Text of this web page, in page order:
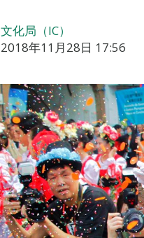
文化局（IC）
2018年11月28日 17:56